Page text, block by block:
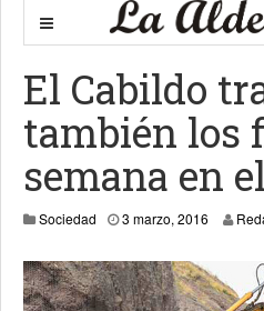
El Cabildo
también los
semana en
Sociedad 3 marzo, 2016 3